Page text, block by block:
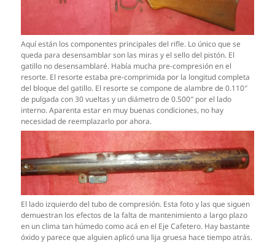
Aquí están los componentes principales del rifle. Lo único que se
queda para desensamblar son las miras y el sello del pistón. El
gatillo no desensamblaré. Había mucha pre-compresión en el
resorte. El resorte estaba pre-comprimida por la longitud completa
del bloque del gatillo. El resorte se compone de alambre de 0.110″
de pulgada con 30 vueltas y un diámetro de 0.500″ por el lado
interno. Aparenta estar en muy buenas condiciones, no hay
necesidad de reemplazarlo por ahora.
El lado izquierdo del tubo de compresión. Esta foto y las que siguen
demuestran los efectos de la falta de mantenimiento a largo plazo
en un clima tan húmedo como acá en el Eje Cafetero. Hay bastante
óxido y parece que alguien aplicó una lija gruesa hace tiempo atrás.